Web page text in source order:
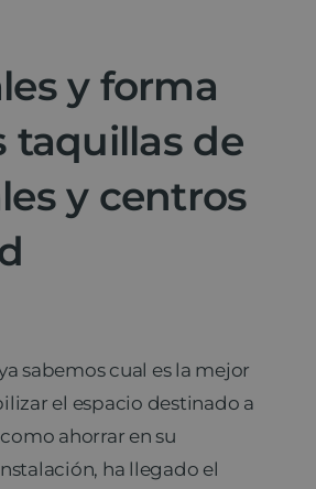
y forma
taquillas de
y centros
sabemos cual es la mejor
el espacio destinado a
ahorrar en su
ha llegado el